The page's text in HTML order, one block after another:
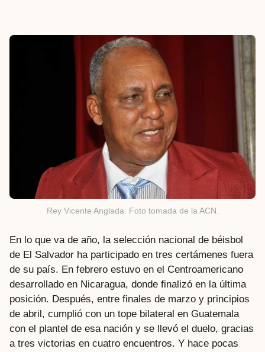
Rey Vicente Anglada. Foto tomada de la ACN.
En lo que va de año, la selección nacional de béisbol
de El Salvador ha participado en tres certámenes fuera
de su país. En febrero estuvo en el Centroamericano
desarrollado en Nicaragua, donde finalizó en la última
posición. Después, entre finales de marzo y principios
de abril, cumplió con un tope bilateral en Guatemala
con el plantel de esa nación y se llevó el duelo, gracias
a tres victorias en cuatro encuentros. Y hace pocas